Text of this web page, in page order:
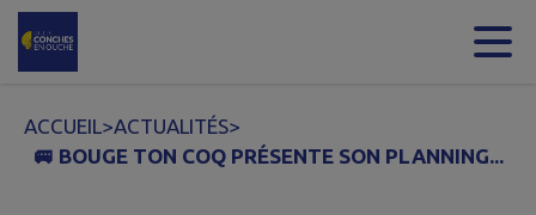
Contenu
ACCUEIL>ACTUALITÉS>
🚐 BOUGE TON COQ PRÉSENTE SON PLANNING...